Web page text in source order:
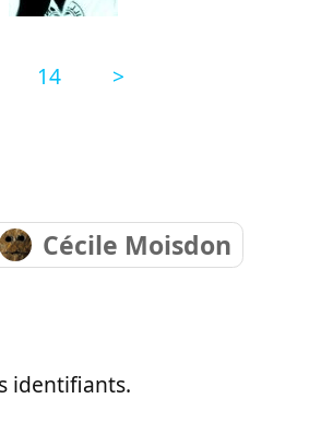
14 >
Cécile Moisdon
identifiants.